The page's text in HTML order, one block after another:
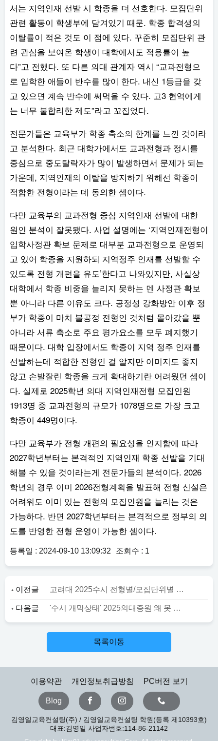
서는 지역인재 선발 시 학종을 더 선호한다. 모집단위
관련 활동이 학생부에 담겨있기 때문. 학종 합격생의
이탈률이 적은 것도 이 점에 있다. 꾸준히 모집단위 관
련 관심을 보여온 학생이 대학에서도 적응률이 높
다”고 전했다. 또 다른 의대 관계자 역시 “교과전형으
로 입학한 애들이 반수를 많이 한다. 내신 1등급을 갖
고 있으면 계속 반수에 써먹을 수 있다. 고3 현역에게
는 너무 불합리한 제도”라고 꼬집었다.
전문가들은 교육부가 학종 축소의 한계를 느낀 것이라
고 분석한다. 최근 대학가에서도 교과전형과 정시를
중심으로 중도탈락자가 많이 발생하면서 문제가 되는
가운데, 지역인재의 이탈을 방지하기 위해선 학종이
적합한 전형이라는 데 동의한 셈이다.
다만 교육부의 교과전형 중심 지역인재 선발에 대한
원인 분석이 잘못됐다. 사업 설명에는 ‘지역인재전형이
입학사정관 확보 문제로 대부분 교과전형으로 운영되
고 있어 학종을 지원하되 지역정주 인재를 선발할 수
있도록 전형 개편을 유도’한다고 나와있지만, 사실상
대학에서 학종 비중을 늘리지 못하는 덴 사정관 확보
뿐 아니라 다른 이유도 크다. 공정성 강화방안 이후 정
부가 학종이 마치 불공정 전형인 것처럼 몰아갔을 뿐
아니라 서류 축소로 주요 평가요소를 모두 폐지했기
때문이다. 대학 입장에서도 학종이 지역 정주 인재를
선발하는데 적합한 전형인 걸 알지만 이미지도 좋지
않고 손발잘린 학종을 크게 확대하기란 어려웠던 셈이
다. 실제로 2025학년 의대 지역인재전형 모집인원
1913명 중 교과전형의 규모가 1078명으로 가장 크고
학종이 449명이다.
다만 교육부가 전형 개편의 필요성을 인지함에 따라
2027학년부터는 본격적인 지역인재 학종 선발을 기대
해볼 수 있을 것이라는게 전문가들의 분석이다. 2026
학년의 경우 이미 2026전형계획을 발표해 전형 신설은
어려워도 이미 있는 전형의 모집인원을 늘리는 것은
가능하다. 반면 2027학년부터는 본격적으로 정부의 의
도를 반영한 전형 운영이 가능한 셈이다.
등록일 : 2024-09-10 13:09:32 조회수 : 1
이전글 고려대 2025수시 전형별/모집단위별 고사일시 안내
다음글 '수시 개막상태' 2025의대증원 왜 못 무를까.. ‘수년간 입시 파국 예고’
목록이동
이용약관 개인정보취급방침 PC버전 보기
Blog
김영일교육컨설팅(주) / 김영일교육컨설팅 학원(등록 제10393호)
대표:김영일 사업자번호:114-86-21142